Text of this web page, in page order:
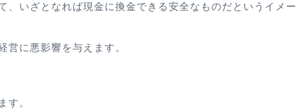
、いざとなれば現金に換金できる安全なものだというイメ
営に悪影響を与えます。
す。